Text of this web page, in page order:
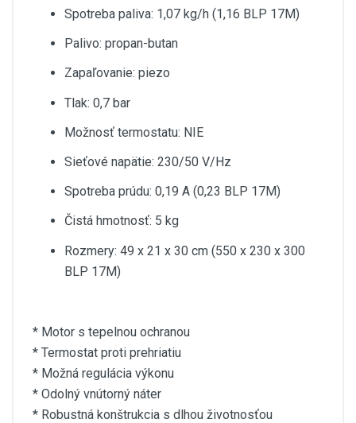
Spotreba paliva: 1,07 kg/h (1,16 BLP 17M)
Palivo: propan-butan
Zapaľovanie: piezo
Tlak: 0,7 bar
Možnosť termostatu: NIE
Sieťové napätie: 230/50 V/Hz
Spotreba prúdu: 0,19 A (0,23 BLP 17M)
Čistá hmotnosť: 5 kg
Rozmery: 49 x 21 x 30 cm (550 x 230 x 300
BLP 17M)
* Motor s tepelnou ochranou
* Termostat proti prehriatiu
* Možná regulácia výkonu
* Odolný vnútorný náter
* Robustná konštrukcia s dlhou životnosťou